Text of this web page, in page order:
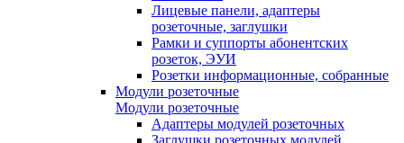
Лицевые панели, адаптеры
розеточные, заглушки
Рамки и суппорты абонентских
розеток, ЭУИ
Розетки информационные, собранные
Модули розеточные
Модули розеточные
Адаптеры модулей розеточных
Заглушки розеточных модулей